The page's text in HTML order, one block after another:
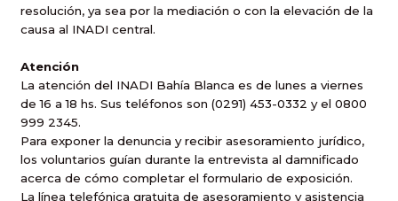
resolución, ya sea por la mediación o con la elevación de la
causa al INADI central.
Atención
La atención del INADI Bahía Blanca es de lunes a viernes
de 16 a 18 hs. Sus teléfonos son (0291) 453-0332 y el 0800
999 2345.
Para exponer la denuncia y recibir asesoramiento jurídico,
los voluntarios guían durante la entrevista al damnificado
acerca de cómo completar el formulario de exposición.
La línea telefónica gratuita de asesoramiento y asistencia